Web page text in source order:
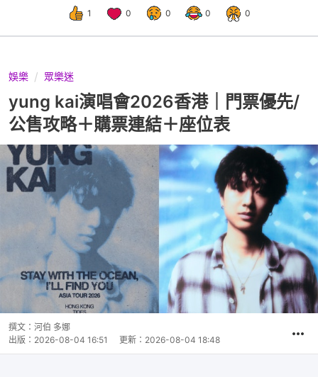
1 0 0 0 0
娛樂 眾樂迷
yung kai演唱會2026香港｜門票優先/
公售攻略＋購票連結＋座位表
撰文： 河伯 多娜
出版： 2026-08-04 16:51 更新： 2026-08-04 18:48